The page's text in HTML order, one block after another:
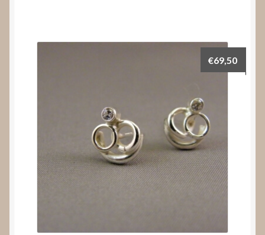
€69,50